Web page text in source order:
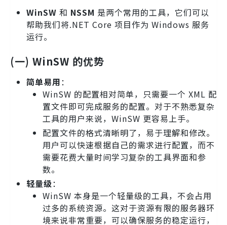
WinSW 和 NSSM 是两个常用的工具，它们可以
帮助我们将.NET Core 项目作为 Windows 服务
运行。
(一) WinSW 的优势
简单易用：
WinSW 的配置相对简单，只需要一个 XML 配
置文件即可完成服务的配置。对于不熟悉复杂
工具的用户来说，WinSW 更容易上手。
配置文件的格式清晰明了，易于理解和修改。
用户可以快速根据自己的需求进行配置，而不
需要花费大量时间学习复杂的工具界面和参
数。
轻量级：
WinSW 本身是一个轻量级的工具，不会占用
过多的系统资源。这对于资源有限的服务器环
境来说非常重要，可以确保服务的稳定运行，